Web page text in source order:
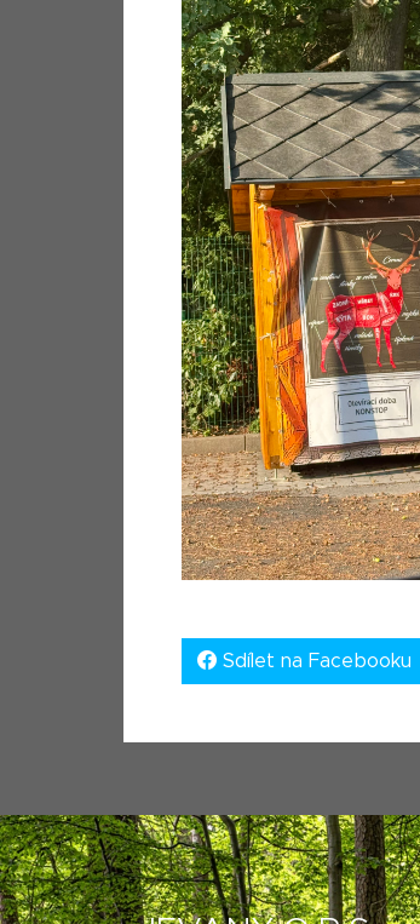
Sdílet na Facebooku